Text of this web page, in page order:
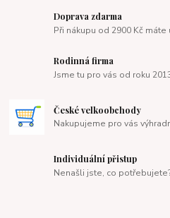
Doprava zdarma
Při nákupu od 2900 Kč
Rodinná firma
Jsme tu pro vás od roku
České velkoobchody
Nakupujeme pro vás
Individuální přistup
Nenašli jste, co